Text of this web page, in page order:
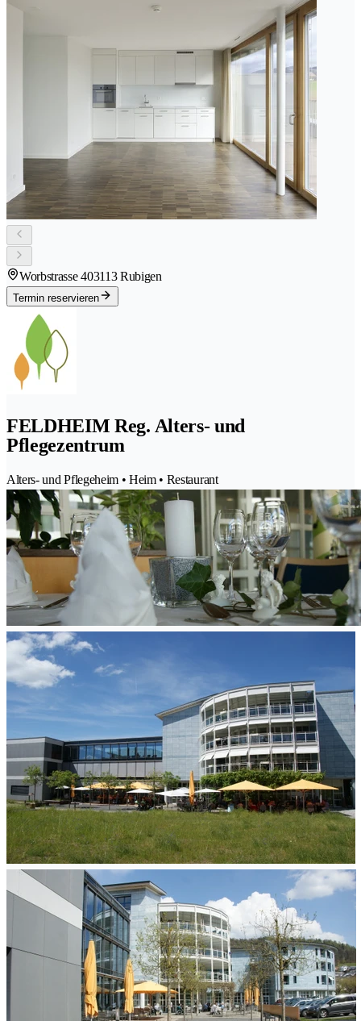
Worbstrasse 403113 Rubigen
Termin reservieren
FELDHEIM Reg. Alters- und
Pflegezentrum
Alters- und Pflegeheim • Heim • Restaurant